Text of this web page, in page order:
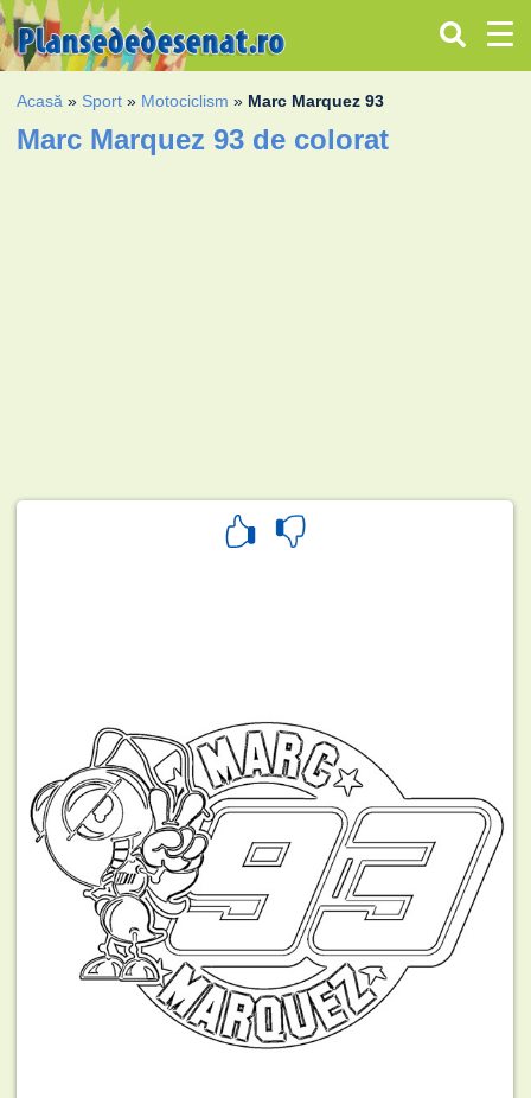
Acasă » Sport » Motociclism » Marc Marquez 93
Marc Marquez 93 de colorat